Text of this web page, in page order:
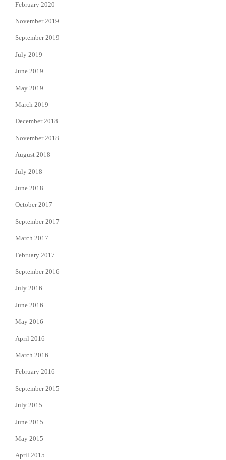
February 2020
November 2019
September 2019
July 2019
June 2019
May 2019
March 2019
December 2018
November 2018
August 2018
July 2018
June 2018
October 2017
September 2017
March 2017
February 2017
September 2016
July 2016
June 2016
May 2016
April 2016
March 2016
February 2016
September 2015
July 2015
June 2015
May 2015
April 2015